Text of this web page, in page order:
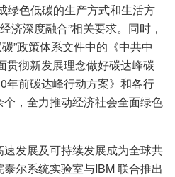
绿色低碳的生产方式和生活方
济深度融合”相关要求。同时，
”政策体系文件中的《中共中
贯彻新发展理念做好碳达峰碳
年前碳达峰行动方案》和各行
，全力推动经济社会全面绿色
发展及可持续发展成为全球共
尔系统实验室与IBM 联合推出